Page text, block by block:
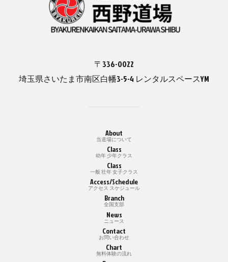
〒336-0022
埼玉県さいたま市南区白幡3-5-4 レンタルスペースYM
About
当道場について
Class
幼年 少年クラス
Class
一般 壮年 女子クラス
Access/Schedule
アクセス スケジュール
Branch
全国支部
News
ニュース
Contact
お問い合わせ
Chart
無料体験の流れ